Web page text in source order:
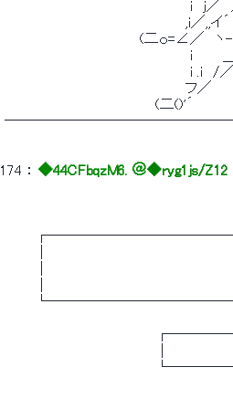
i　j／　／i i i i i　　 i/
,i／,,イ´　i_i_i_i/─
(二ｏ=∠／　ヽ-''くヽ、　
i　　　＿ヽj　ヽ/ヽ
i .i　/／フヽ　ヽ-/''
フ／　　　　｀''''‐-
(二()'´　　　　　　　　
174 ： ◆44CFbqzM6. ＠◆ryg1js/